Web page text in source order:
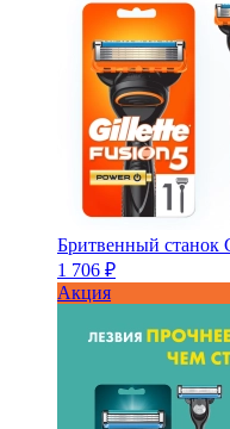
Бритвенный станок
1 706 ₽
Акция